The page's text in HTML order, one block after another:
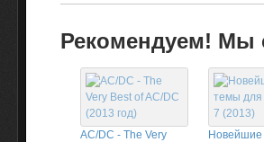
Рекомендуем! Мы
AC/DC - The Very
Новейшие